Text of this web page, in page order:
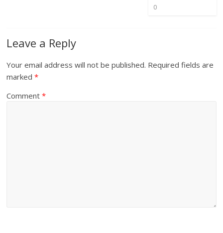
0
Leave a Reply
Your email address will not be published. Required fields are
marked*
Comment*